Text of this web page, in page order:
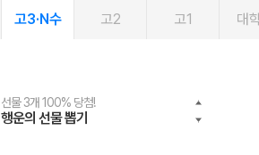
고3·N수 고2 고1 대
선물 3개 100% 당첨!
행운의 선물 뽑기
선물 100% 증정!
메가스터디 X 올리브
2027 러셀 단과
강사 공개선발
스마트러닝앱
설문 EVENT
메가패스
3일 무료 체험권
메가패스 수강생 무료혜택!
메가클럽 멤버십
사회공헌 캠페인
희망이룸 메가나눔